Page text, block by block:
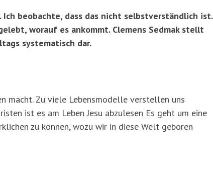
Ich beobachte, dass das nicht selbstverständlich ist.
worauf es ankommt. Clemens Sedmak stellt
systematisch dar.
macht. Zu viele Lebensmodelle verstellen uns
ist es am Leben Jesu abzulesen Es geht um eine
zu können, wozu wir in diese Welt geboren